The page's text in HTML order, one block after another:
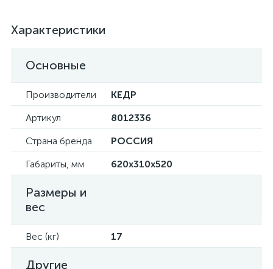
Характеристики
Основные
Производители
КЕДР
Артикул
8012336
Страна бренда
РОССИЯ
Габариты, мм
620x310x520
Размеры и
вес
Вес (кг) 17
Другие